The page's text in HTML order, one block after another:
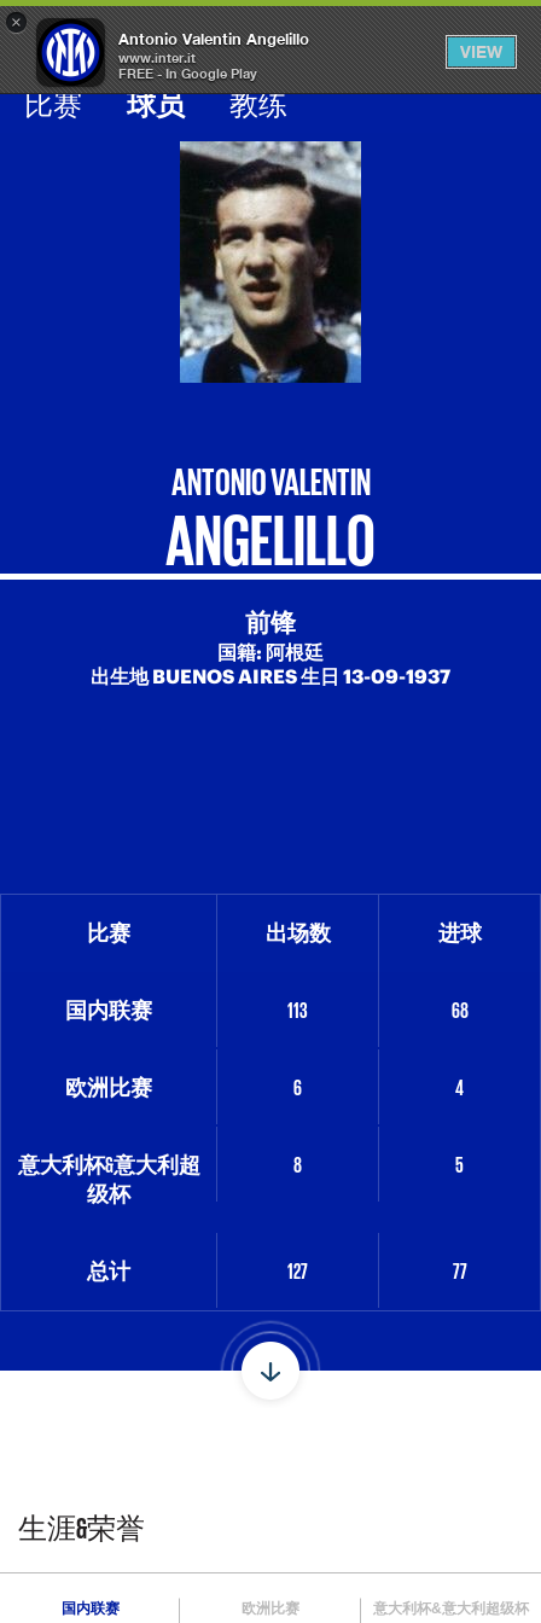
×
Antonio Valentin Angelillo
www.inter.it
FREE - In Google Play
VIEW
OPEN
MENU
比赛 球员 教练
Galleria calciatori inter
ANTONIO VALENTIN
ANGELILLO
前锋
国籍: 阿根廷
出生地 BUENOS AIRES 生日 13-09-1937
比赛 出场数 进球
国内联赛 113 68
欧洲比赛 6 4
意大利杯&意大利超
级杯
8 5
总计 127 77
生涯&荣誉
意大利杯&意大利超级杯
欧洲比赛
国内联赛